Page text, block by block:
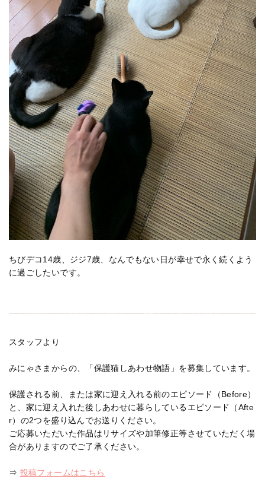
ちびデコ14歳、ジジ7歳、なんでもない日が幸せで永く続くよう
に過ごしたいです。
スタッフより
みにゃさまからの、「保護猫しあわせ物語」を募集しています。
保護される前、または家に迎え入れる前のエピソード（Before）
と、家に迎え入れた後しあわせに暮らしているエピソード（Afte
r）の2つを盛り込んでお送りください。
ご応募いただいた作品はリサイズや加筆修正等させていただく場
合がありますのでご了承ください。
⇒ 投稿フォームはこちら